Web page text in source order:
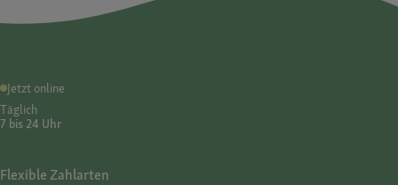
Jetzt online
Täglich
7 bis 24 Uhr
Flexible Zahlarten